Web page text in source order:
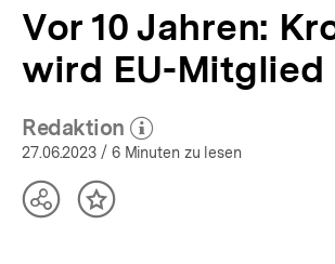
wird
EU-
Mitglied
aktuell
bpb.de
Vor 10 Jahren:
wird EU-Mitglied
Redaktion
(Mehr zum Autor)
öffnen
27.06.2023 / 6 Minuten zu lesen
TeilenInhalt